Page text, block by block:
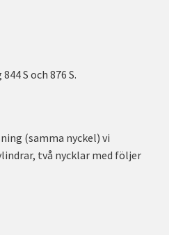
S och 876 S.
(samma nyckel) vi
två nycklar med följer